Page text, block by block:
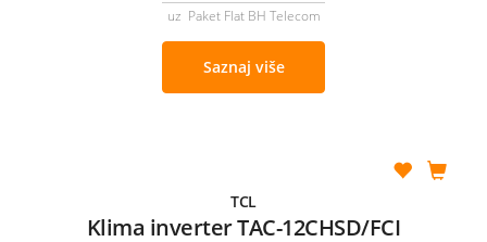
uz Paket Flat BH Telecom
Saznaj više
TCL
Klima inverter TAC-12CHSD/FCI